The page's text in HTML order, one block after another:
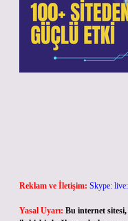
Reklam ve İletişim: Skype:
Yasal Uyarı: Bu internet